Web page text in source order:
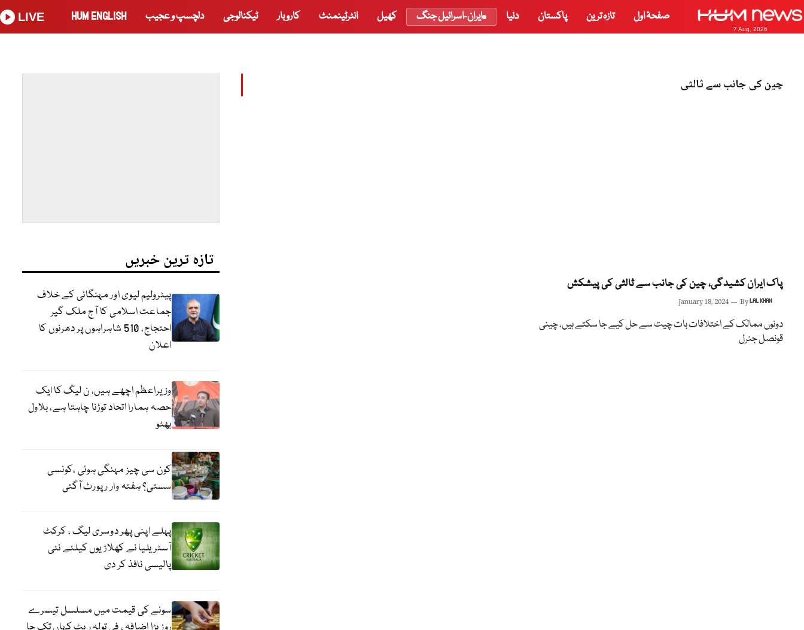
7 Aug, 2026
صفحۂ اول تازہ ترین پاکستان دنیا ایران-اسرائیل جنگ کھیل انٹرٹینمنٹ کاروبار ٹیکنالوجی دلچسپ و عجیب HUM ENGLISH
LIVE
چین کی جانب سے ثالثی
پاک ایران کشیدگی، چین کی جانب سے ثالثی کی پیشکش
January 18, 2024 ByLAL KHAN
دونوں ممالک کے اختلافات بات چیت سے حل کیے جا سکتے ہیں، چینی
قونصل جنرل
تازہ ترین خبریں
پیٹرولیم لیوی اور مہنگائی کے خلاف
جماعت اسلامی کا آج ملک گیر
احتجاج، 510 شاہراہوں پر دھرنوں کا
اعلان
وزیراعظم اچھے ہیں، ن لیگ کا ایک
حصہ ہمارا اتحاد توڑنا چاہتا ہے، بلاول
بھٹو
کون سی چیز مہنگی ہوئی ،کونسی
سستی؟ ہفتہ وار رپورٹ آگئی
پہلے اپنی پھر دوسری لیگ ، کرکٹ
آسٹریلیا نے کھلاڑیوں کیلئے نئی
پالیسی نافذ کر دی
سونے کی قیمت میں مسلسل تیسرے